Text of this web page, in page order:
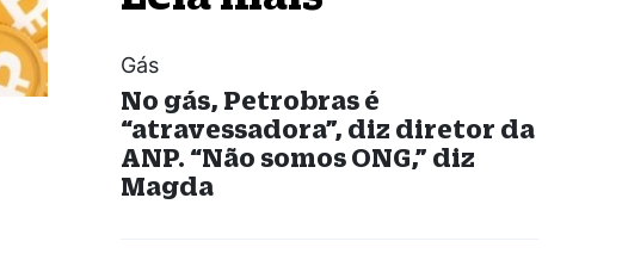
Gás
No gás, Petrobras é
“atravessadora”, diz diretor da
ANP. “Não somos ONG,” diz
Magda